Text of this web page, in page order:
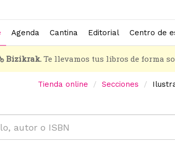
Agenda Cantina Editorial Centro de
Bizikrak.Te llevamos tus libros de forma
Tienda online Secciones